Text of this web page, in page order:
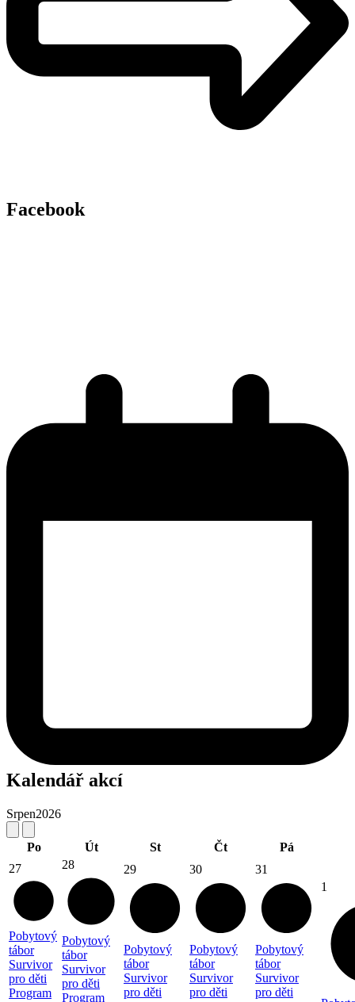
Facebook
Kalendář akcí
Srpen2026
Po Út St Čt
Pá
27
Pobytový
tábor
Survivor
pro děti
Program
28
Pobytový
tábor
Survivor
pro děti
Program
29
Pobytový
tábor
Survivor
pro děti
30
Pobytový
tábor
Survivor
pro děti
31
Pobytový
tábor
Survivor
pro děti
1